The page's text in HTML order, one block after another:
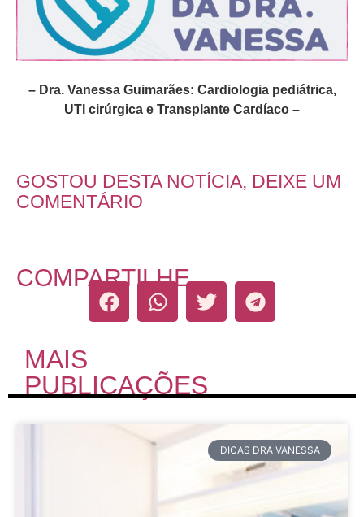
– Dra. Vanessa Guimarães: Cardiologia pediátrica,
UTI cirúrgica e Transplante Cardíaco –
GOSTOU DESTA NOTÍCIA, DEIXE UM
COMENTÁRIO
COMPARTILHE
MAIS
PUBLICAÇÕES
DICAS DRA VANESSA